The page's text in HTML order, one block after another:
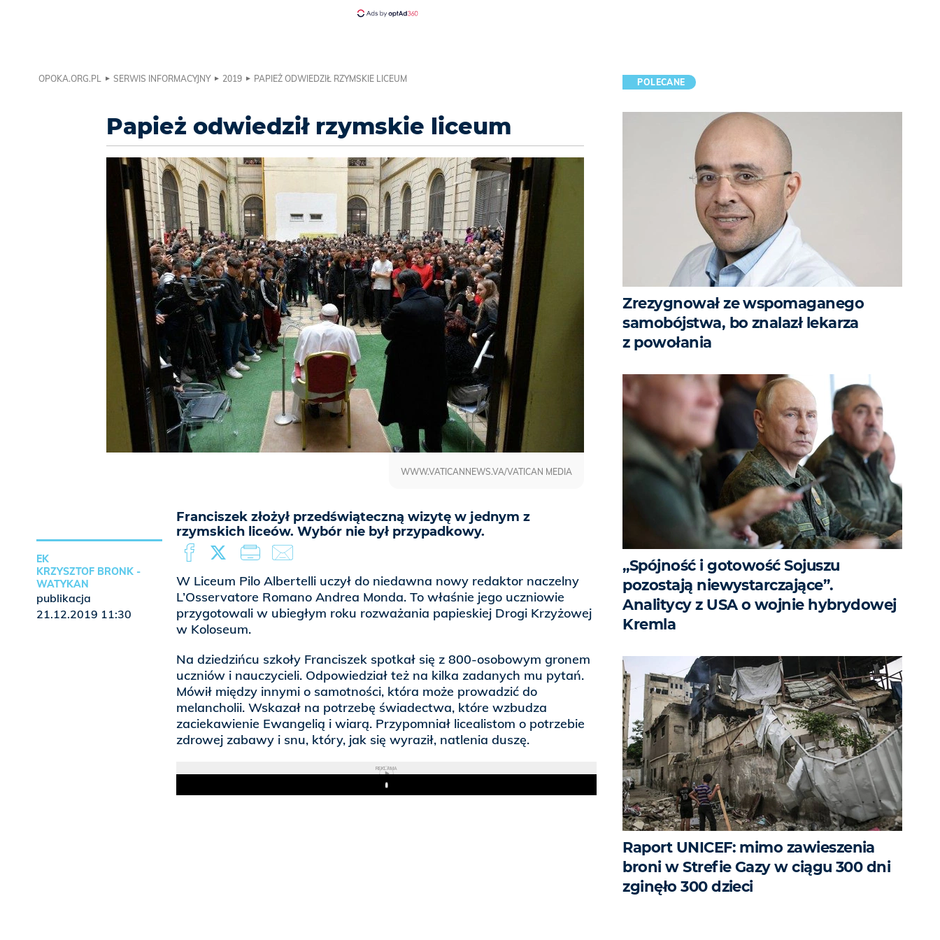
OPOKA.ORG.PL SERWIS INFORMACYJNY 2019 PAPIEŻ ODWIEDZIŁ RZYMSKIE LICEUM
Papież odwiedził rzymskie liceum
Franciszek złożył przedświąteczną wizytę w jednym z
rzymskich liceów. Wybór nie był przypadkowy.
WWW.VATICANNEWS.VA/VATICAN MEDIA
W Liceum Pilo Albertelli uczył do niedawna nowy redaktor naczelny
L’Osservatore Romano Andrea Monda. To właśnie jego uczniowie
przygotowali w ubiegłym roku rozważania papieskiej Drogi Krzyżowej
w Koloseum.
Na dziedzińcu szkoły Franciszek spotkał się z 800-osobowym gronem
uczniów i nauczycieli. Odpowiedział też na kilka zadanych mu pytań.
Mówił między innymi o samotności, która może prowadzić do
melancholii. Wskazał na potrzebę świadectwa, które wzbudza
zaciekawienie Ewangelią i wiarą. Przypomniał licealistom o potrzebie
zdrowej zabawy i snu, który, jak się wyraził, natlenia duszę.
REKLAMA
Play
EK
KRZYSZTOF BRONK -
WATYKAN
publikacja
21.12.2019 11:30
POLECANE
Zrezygnował ze wspomaganego
samobójstwa, bo znalazł lekarza
z powołania
„Spójność i gotowość Sojuszu
pozostają niewystarczające”.
Analitycy z USA o wojnie hybrydowej
Kremla
Raport UNICEF: mimo zawieszenia
broni w Strefie Gazy w ciągu 300 dni
zginęło 300 dzieci